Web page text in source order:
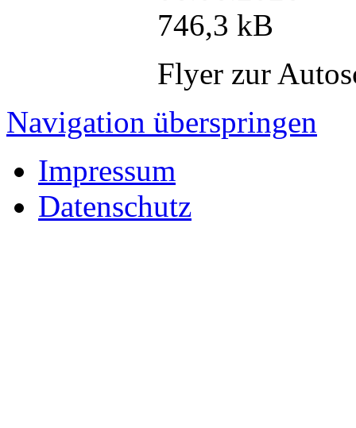
746,3 kB
Flyer zur
Navigation überspringen
Impressum
Datenschutz